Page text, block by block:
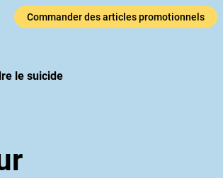
Commander des articles promotionnels
le suicide